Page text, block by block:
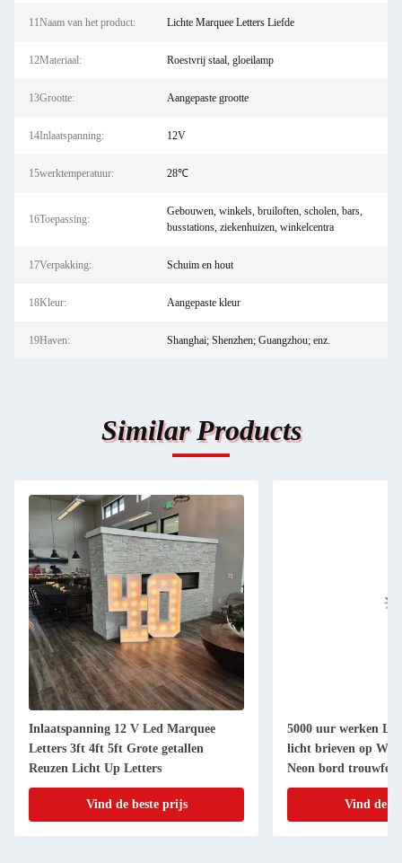
11Naam van het product: Lichte Marquee Letters Liefde
12Materiaal: Roestvrij staal, gloeilamp
13Grootte: Aangepaste grootte
14Inlaatspanning: 12V
15werktemperatuur: 28℃
16Toepassing:
Gebouwen, winkels, bruiloften, scholen, bars,
busstations, ziekenhuizen, winkelcentra
17Verpakking: Schuim en hout
18Kleur: Aangepaste kleur
19Haven: Shanghai; Shenzhen; Guangzhou; enz.
Similar Products
Inlaatspanning 12 V Led Marquee
Letters 3ft 4ft 5ft Grote getallen
Reuzen Licht Up Letters
Vind de beste prijs
5000 uur werken
licht brieven op Wil
Neon bord
Vind de